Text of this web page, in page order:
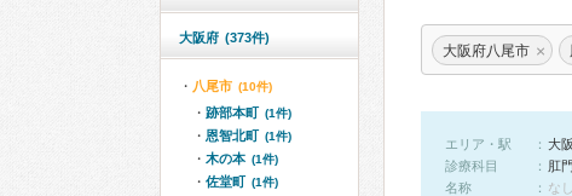
大阪府八尾市 ×
エリア・駅
大
診療科目
肛
名称
なし
大阪府 (373件)
八尾市 (10件)
跡部本町 (1件)
恩智北町 (1件)
木の本 (1件)
佐堂町 (1件)